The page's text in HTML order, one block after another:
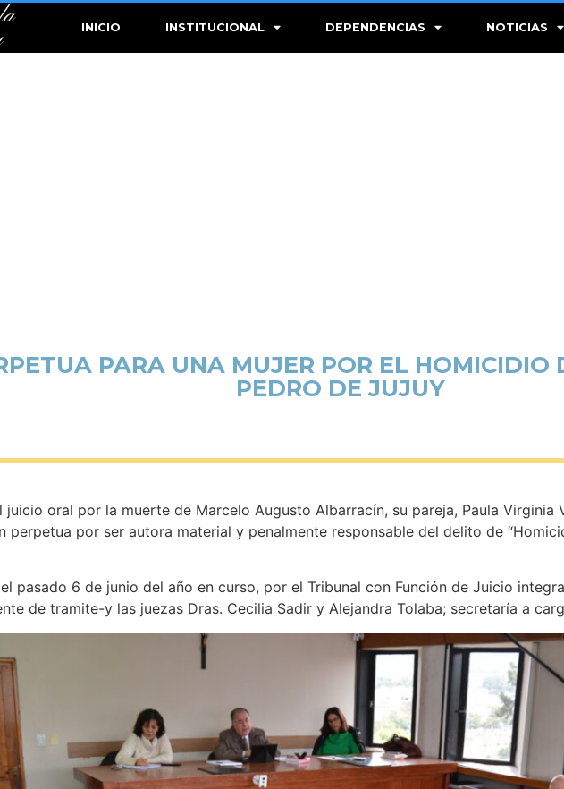
INICIO INSTITUCIONAL DEPENDENCIAS NOTICIAS
PARA UNA MUJER POR EL HOMICIDIO
PEDRO DE JUJUY
juicio oral por la muerte de Marcelo Augusto Albarracín, su pareja, Paula Virginia
perpetua por ser autora material y penalmente responsable del delito de
pasado 6 de junio del año en curso, por el Tribunal con Función de Juicio
de tramite-y las juezas Dras. Cecilia Sadir y Alejandra Tolaba; secretaría a